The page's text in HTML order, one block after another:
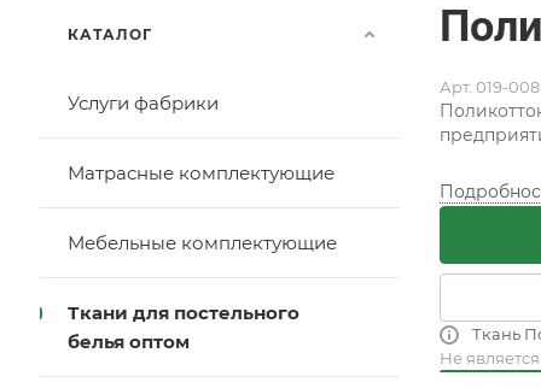
Арт. 019-
Ткань
Не
КАТАЛОГ
Услуги фабрики
Матрасные комплектующие
Мебельные комплектующие
Ткани для постельного
белья оптом